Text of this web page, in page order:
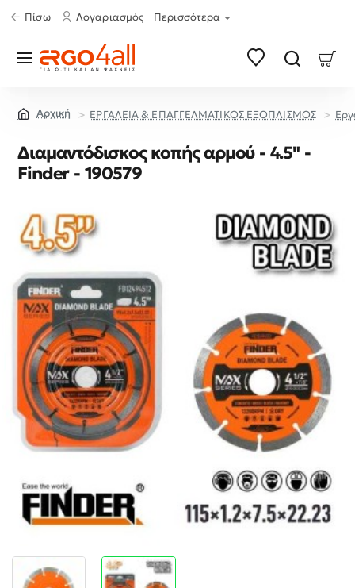
Πίσω Λογαριασμός Περισσότερα
ΕΡΓΑΛΕΙΑ & ΕΠΑΓΓΕΛΜΑΤΙΚΟΣ ΕΞΟΠΛΙΣΜΟΣ
Διαμαντόδισκος κοπής αρμού - 4.5" -
Finder - 190579